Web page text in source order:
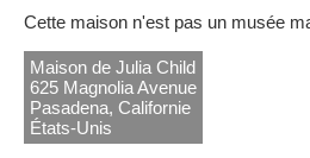
Cette maison n'est pas un musée
Maison de Julia Child
625 Magnolia Avenue
Pasadena, Californie
États-Unis